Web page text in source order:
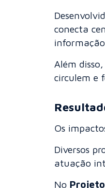
conecta
Além
circulem e
Os
Diversos
atuação
No